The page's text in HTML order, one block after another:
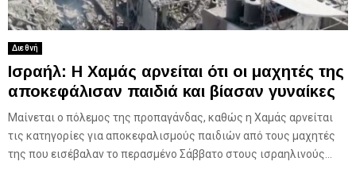
Διεθνή
Ισραήλ: Η Χαμάς αρνείται ότι οι μαχητές της
αποκεφάλισαν παιδιά και βίασαν γυναίκες
Μαίνεται ο πόλεμος της προπαγάνδας, καθώς η Χαμάς αρνείται
τις κατηγορίες για αποκεφαλισμούς παιδιών από τους μαχητές
της που εισέβαλαν το περασμένο Σάββατο στους ισραηλινούς...